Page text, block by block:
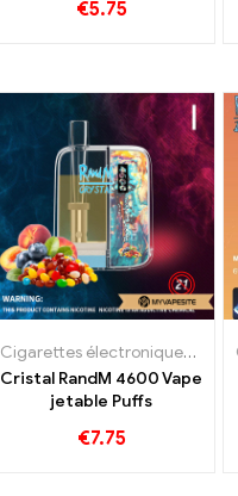
Bouffées
€5.75
Cigarettes électroniques jetables
Cristal RandM 4600 Vape
jetable Puffs
€7.75